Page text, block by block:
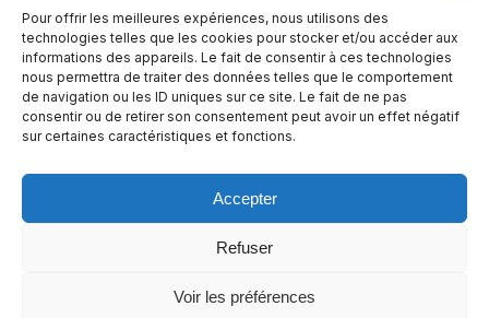
Pour offrir les meilleures expériences, nous utilisons des
technologies telles que les cookies pour stocker et/ou accéder aux
informations des appareils. Le fait de consentir à ces technologies
nous permettra de traiter des données telles que le comportement
de navigation ou les ID uniques sur ce site. Le fait de ne pas
consentir ou de retirer son consentement peut avoir un effet négatif
sur certaines caractéristiques et fonctions.
Accepter
Refuser
Voir les préférences
Trouvez nous sur :
La
page
Facebook
une
Adresse